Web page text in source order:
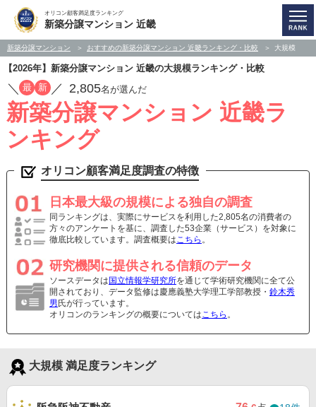
オリコン顧客満足度ランキング
新築分譲マンション 近畿
新築分譲マンション おすすめの新築分譲マンション 近畿ランキング・比較 大規模
【2026年】新築分譲マンション 近畿の大規模ランキング・比較
／ 最 新 ／ 2,805名が選んだ
新築分譲マンション 近畿ラ
ンキング
オリコン顧客満足度調査の特徴
日本最大級の規模による独自の調査
同ランキングは、実際にサービスを利用した2,805名の消費者の
方々のアンケートを基に、調査した53企業（サービス）を対象に
徹底比較しています。調査概要はこちら 。
研究機関に提供される信頼のデータ
ソースデータは 国立情報学研究所を通じて学術研究機関に全て公
開されており、データ監修は慶應義塾大学理工学部教授・ 鈴木秀
男 氏が行っています。
オリコンのランキングの概要についてはこちら 。
大規模 満足度ランキング